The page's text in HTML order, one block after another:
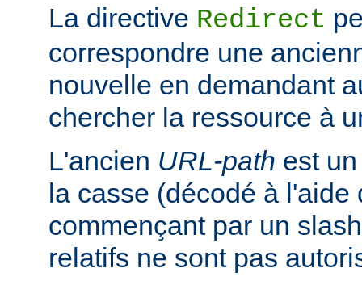
La directive Redirect
correspondre une
nouvelle en demandant
chercher la ressource à
L'ancien URL-path est
la casse (décodé à l'aide
commençant par un
relatifs ne sont pas